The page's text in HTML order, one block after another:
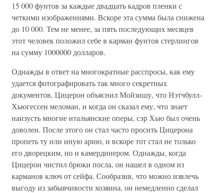
15 000 фунтов за каждые двадцать кадров пленки с
четкими изображениями. Вскоре эта сумма была снижена
до 10 000. Тем не менее, за пять последующих месяцев
этот человек положил себе в карман фунтов стерлингов
на сумму 1000000 долларов.
Однажды в ответ на многократные расспросы, как ему
удается фотографировать так много секретных
документов, Цицерон объяснил Мойзишу, что Нэтчбулл-
Хьюгессен меломан, и когда он сказал ему, что знает
наизусть многие итальянские оперы, сэр Хью был очень
доволен. После этого он стал часто просить Цицерона
пропеть ту или иную арию, и вскоре тот стал не только
его дворецким, но и камердинером. Однажды, когда
Цицерон чистил брюки посла, он нашел в одном из
карманов ключ от сейфа. Сообразив, что можно извлечь
выгоду из забывчивости хозяина, он немедленно сделал